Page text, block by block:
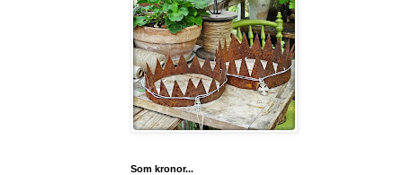
Som kronor...